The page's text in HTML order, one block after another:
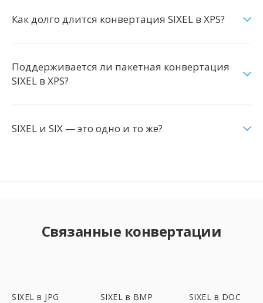
Как долго длится конвертация SIXEL в XPS?
Поддерживается ли пакетная конвертация
SIXEL в XPS?
SIXEL и SIX — это одно и то же?
Связанные конвертации
SIXEL в JPG SIXEL в BMP SIXEL в DOC